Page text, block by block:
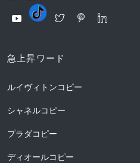
急上昇ワード
ルイヴィトンコピー
シャネルコピー
プラダコピー
ディオールコピー